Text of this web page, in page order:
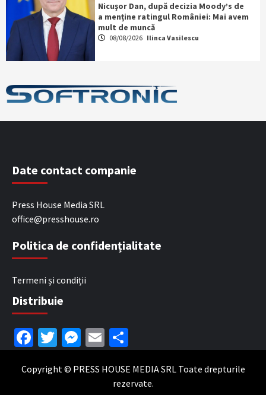
Nicuşor Dan, după decizia Moody’s de
a menține ratingul României: Mai avem
mult de muncă
08/08/2026 Ilinca Vasilescu
Date contact companie
Press House Media SRL
office@presshouse.ro
Politica de confidențialitate
Termeni și condiții
Distribuie
Facebook
Twitter
Messenger
Email
Copyright © PRESS HOUSE MEDIA SRL Toate drepturile
rezervate.